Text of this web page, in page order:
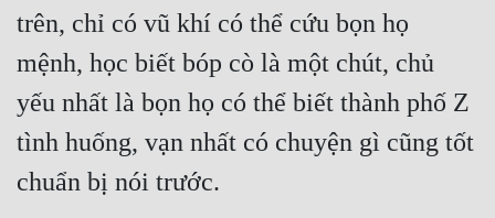
trên, chỉ có vũ khí có thể cứu bọn họ
mệnh, học biết bóp cò là một chút, chủ
yếu nhất là bọn họ có thể biết thành phố Z
tình huống, vạn nhất có chuyện gì cũng tốt
chuẩn bị nói trước.